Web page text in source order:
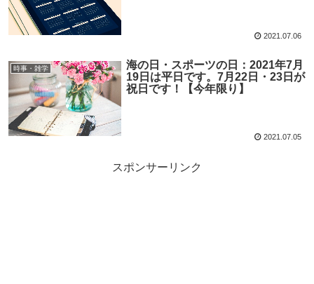
2021.07.06
時事・雑学
海の日・スポーツの日：2021年7月
19日は平日です。7月22日・23日が
祝日です！【今年限り】
2021.07.05
スポンサーリンク